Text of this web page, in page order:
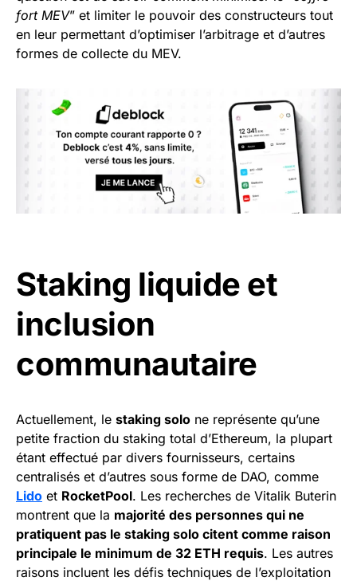
fort MEV” et limiter le pouvoir des constructeurs tout
en leur permettant d’optimiser l’arbitrage et d’autres
formes de collecte du MEV.
Staking liquide et
inclusion
communautaire
Actuellement, le staking solo ne représente qu’une
petite fraction du staking total d’Ethereum, la plupart
étant effectué par divers fournisseurs, certains
centralisés et d’autres sous forme de DAO, comme
Lido et RocketPool. Les recherches de Vitalik Buterin
montrent que la majorité des personnes qui ne
pratiquent pas le staking solo citent comme raison
principale le minimum de 32 ETH requis. Les autres
raisons incluent les défis techniques de l’exploitation